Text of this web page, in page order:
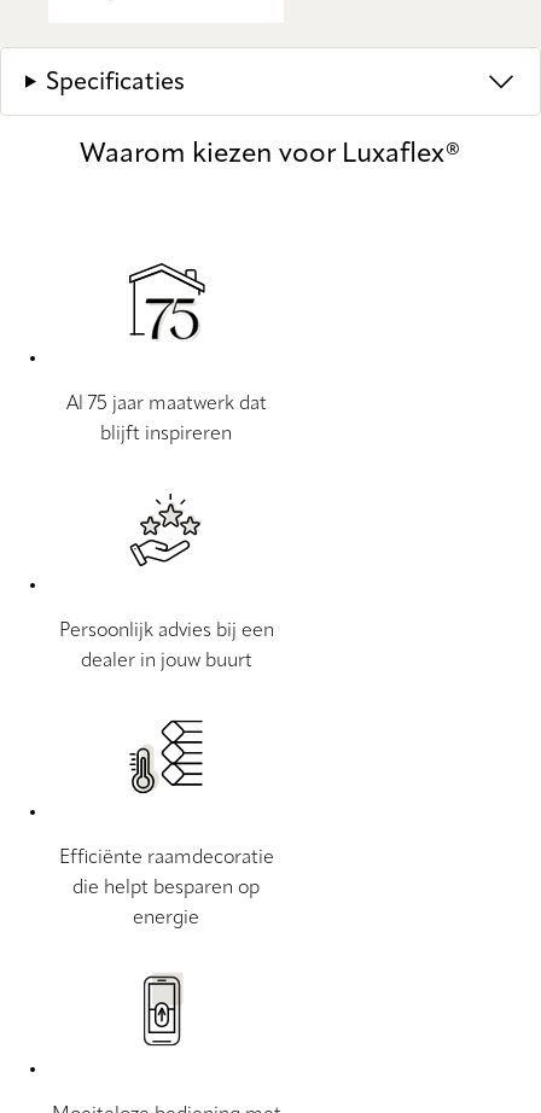
Specificaties
Waarom kiezen voor Luxaflex®
Al 75 jaar maatwerk dat
blijft inspireren
Persoonlijk advies bij een
dealer in jouw buurt
Efficiënte raamdecoratie
die helpt besparen op
energie